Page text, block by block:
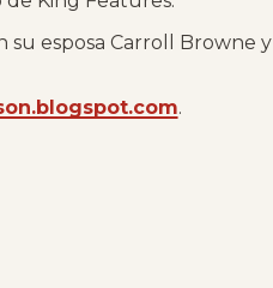
su esposa Carroll Browne y
.